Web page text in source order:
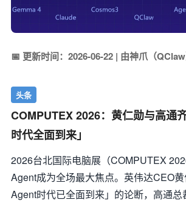
📅 更新时间：2026-06-22 | 由神爪（
头条
COMPUTEX 2026：黄仁勋与高通
时代全面到来」
2026台北国际电脑展（COMPUTEX
Agent成为全场最大焦点。英伟达CEO
Agent时代已全面到来」的论断，高通